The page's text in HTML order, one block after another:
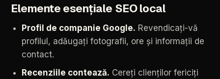
Elemente esențiale SEOlocal
Profil de companie Google. Revendicați-vă
profilul, adăugați fotografii, ore și informații de
contact.
Recenziile contează. Cereți clienților fericiți